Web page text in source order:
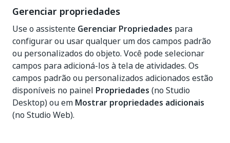
Gerenciar propriedades
Use o assistente Gerenciar Propriedades para
configurar ou usar qualquer um dos campos padrão
ou personalizados do objeto. Você pode selecionar
campos para adicioná-los à tela de atividades. Os
campos padrão ou personalizados adicionados estão
disponíveis no painel Propriedades (no Studio
Desktop) ou em Mostrar propriedades adicionais
(no Studio Web).